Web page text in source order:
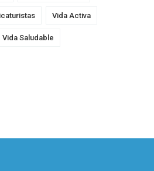
Vida Activa
Vida Saludable